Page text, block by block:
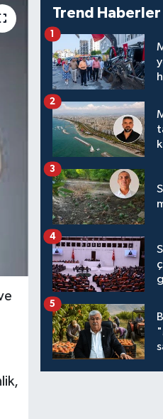
Trend Haberler
1
2
3
4
5